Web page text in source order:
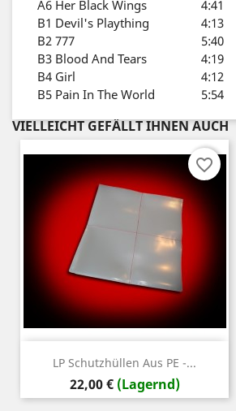
A6 Her Black Wings
4:41
B1 Devil's Plaything
4:13
B2 777
5:40
B3 Blood And Tears
4:19
B4 Girl
4:12
B5 Pain In The World 5:54
VIELLEICHT GEFÄLLT IHNEN AUCH
LP Schutzhüllen Aus PE -...
Preis
22,00 € (Lagernd)
favorite_border